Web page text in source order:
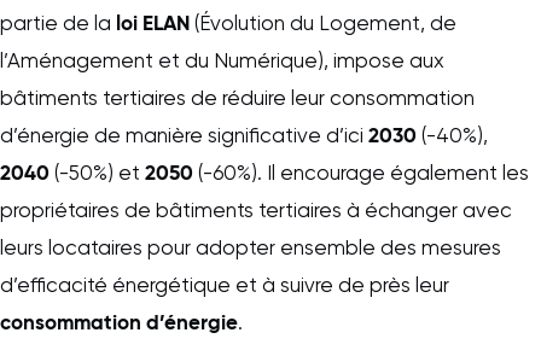
partie de la loi ELAN (Évolution du Logement, de
l’Aménagement et du Numérique), impose aux
bâtiments tertiaires de réduire leur consommation
d’énergie de manière significative d’ici 2030 (-40%),
2040 (-50%) et 2050 (-60%). Il encourage également les
propriétaires de bâtiments tertiaires à échanger avec
leurs locataires pour adopter ensemble des mesures
d’efficacité énergétique et à suivre de près leur
consommation d’énergie.